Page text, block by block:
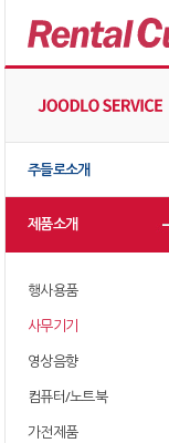
주들로소개
제품소개
행사용품
사무기기
영상음향
컴퓨터/노트북
가전제품